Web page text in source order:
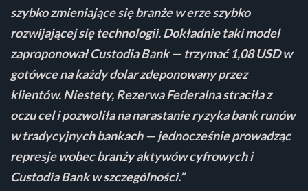
szybko zmieniające się branże w erze szybko
rozwijającej się technologii. Dokładnie taki model
zaproponował Custodia Bank — trzymać 1,08 USD w
gotówce na każdy dolar zdeponowany przez
klientów. Niestety, Rezerwa Federalna straciła z
oczu cel i pozwoliła na narastanie ryzyka bank runów
w tradycyjnych bankach — jednocześnie prowadząc
represje wobec branży aktywów cyfrowych i
Custodia Bank w szczególności.”